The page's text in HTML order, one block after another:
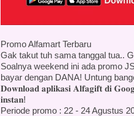
Promo Alfamart Terbaru
Gak takut tuh sama tanggal tua..
Soalnya weekend ini ada promo
bayar dengan DANA! Untung
𝐃𝐨𝐰𝐧𝐥𝐨𝐚𝐝 𝐚𝐩𝐥𝐢𝐤𝐚𝐬𝐢 𝐀𝐥𝐟𝐚𝐠𝐢𝐟𝐭 𝐝𝐢
𝐢𝐧𝐬𝐭𝐚𝐧!⁣⁣⁣⁣⁣⁣⁣⁣⁣⁣⁣⁣⁣⁣⁣⁣⁣⁣⁣⁣⁣⁣⁣⁣⁣⁣⁣⁣⁣⁣⁣⁣⁣⁣⁣⁣⁣⁣⁣⁣⁣⁣⁣⁣⁣⁣⁣⁣⁣⁣⁣⁣⁣⁣⁣⁣⁣⁣⁣⁣⁣⁣⁣⁣⁣⁣⁣⁣⁣⁣⁣⁣⁣⁣⁣⁣⁣⁣⁣⁣⁣⁣⁣⁣⁣⁣⁣
Periode promo : 22 - 24 Agustus